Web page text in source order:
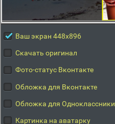
Ваш экран 448x896
Скачать оригинал
Фото-статус Вконтакте
Обложка для Вконтакте
Обложка для Одноклассники
Картинка на аватарку